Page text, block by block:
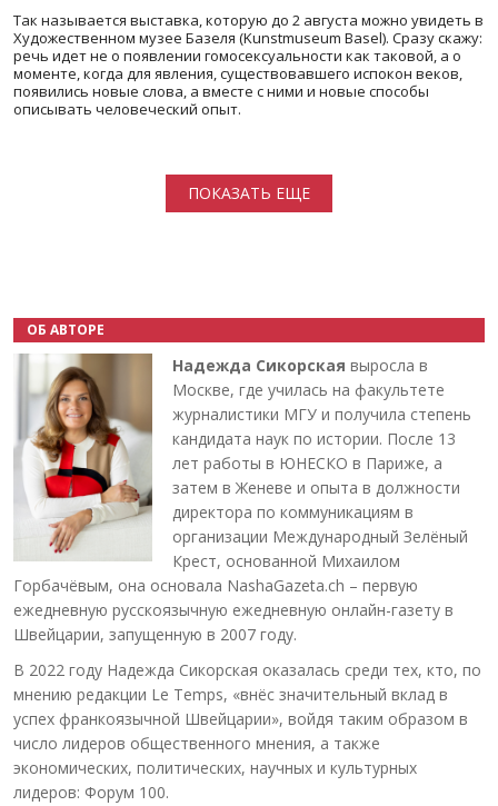
Так называется выставка, которую до 2 августа можно увидеть в
Художественном музее Базеля (Kunstmuseum Basel). Сразу скажу:
речь идет не о появлении гомосексуальности как таковой, а о
моменте, когда для явления, существовавшего испокон веков,
появились новые слова, а вместе с ними и новые способы
описывать человеческий опыт.
ПОКАЗАТЬ ЕЩЕ
ОБ АВТОРЕ
Надежда Сикорская выросла в
Москве, где училась на факультете
журналистики МГУ и получила степень
кандидата наук по истории. После 13
лет работы в ЮНЕСКО в Париже, а
затем в Женеве и опыта в должности
директора по коммуникациям в
организации Международный Зелёный
Крест, основанной Михаилом
Горбачёвым, она основала NashaGazeta.ch – первую
ежедневную русскоязычную ежедневную онлайн-газету в
Швейцарии, запущенную в 2007 году.
В 2022 году Надежда Сикорская оказалась среди тех, кто, по
мнению редакции Le Temps, «внёс значительный вклад в
успех франкоязычной Швейцарии», войдя таким образом в
число лидеров общественного мнения, а также
экономических, политических, научных и культурных
лидеров: Форум 100.